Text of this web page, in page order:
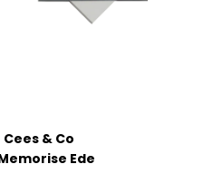
Cees & Co
Ede